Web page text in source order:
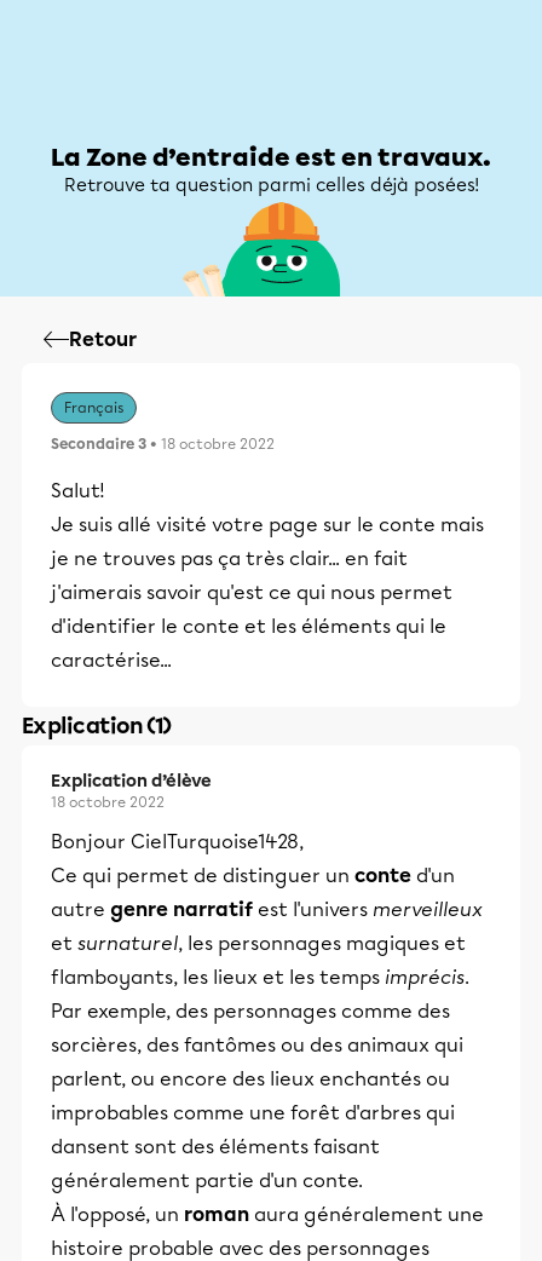
La Zone d’entraide est en travaux.
Retrouve ta question parmi celles déjà posées!
Retour
Français
Secondaire 3 • 18 octobre 2022
Salut!
Je suis allé visité votre page sur le conte mais
je ne trouves pas ça très clair... en fait
j'aimerais savoir qu'est ce qui nous permet
d'identifier le conte et les éléments qui le
caractérise...
Explication (1)
Explication d’élève
18 octobre 2022
Bonjour CielTurquoise1428,
Ce qui permet de distinguer un conte d'un
autre genre narratif est l'univers merveilleux
et surnaturel, les personnages magiques et
flamboyants, les lieux et les temps imprécis.
Par exemple, des personnages comme des
sorcières, des fantômes ou des animaux qui
parlent, ou encore des lieux enchantés ou
improbables comme une forêt d'arbres qui
dansent sont des éléments faisant
généralement partie d'un conte.
À l'opposé, un roman aura généralement une
histoire probable avec des personnages